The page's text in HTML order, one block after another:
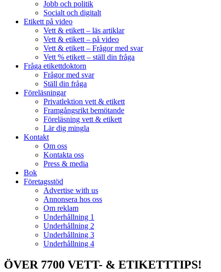
Jobb och politik
Socialt och digitalt
Etikett på video
Vett & etikett – läs artiklar
Vett & etikett – på video
Vett & etikett – Frågor med svar
Vett % etikett – ställ din fråga
Fråga etikettdoktorn
Frågor med svar
Ställ din fråga
Föreläsningar
Privatlektion vett & etikett
Framgångsrikt bemötande
Föreläsning vett & etikett
Lär dig mingla
Kontakt
Om oss
Kontakta oss
Press & media
Bok
Företagsstöd
Advertise with us
Annonsera hos oss
Om reklam
Underhållning 1
Underhållning 2
Underhållning 3
Underhållning 4
ÖVER 7700 VETT- & ETIKETTTIPS!